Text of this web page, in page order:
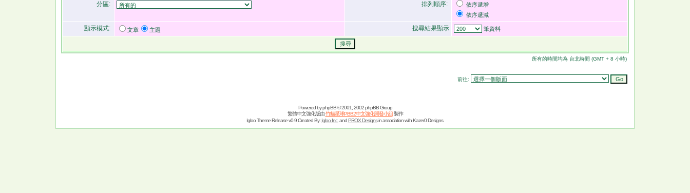
分區: 排列順序:
依序遞增
依序遞減
顯示模式: 文章 主題 搜尋結果顯示 筆資料
所有的時間均為 台北時間 (GMT + 8 小時)
前往:
Powered byphpBB© 2001, 2002 phpBB Group
繁體中文強化版由竹貓星球PBB2中文強化開發小組製作
Igloo Theme Release v0.9 Created By: Igloo Inc. andPROX Designsin association with Kazer0 Designs.